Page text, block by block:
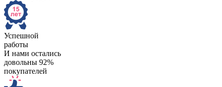
Успешной
работы
И нами остались
довольны 92%
покупателей